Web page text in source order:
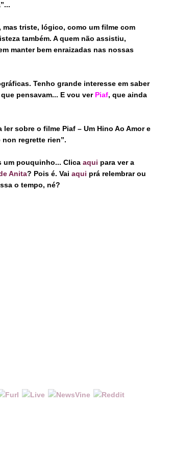
triste, lógico, como um filme com
também. A quem não assistiu,
manter bem enraizadas nas nossas
Tenho grande interesse em saber
pensavam... E vou ver Piaf, que ainda
ler sobre o filme Piaf – Um Hino Ao Amor e
non regrette rien”.
um pouquinho... Clicaaqui para ver a
Anita? Pois é. Vaiaqui prá relembrar ou
o tempo, né?